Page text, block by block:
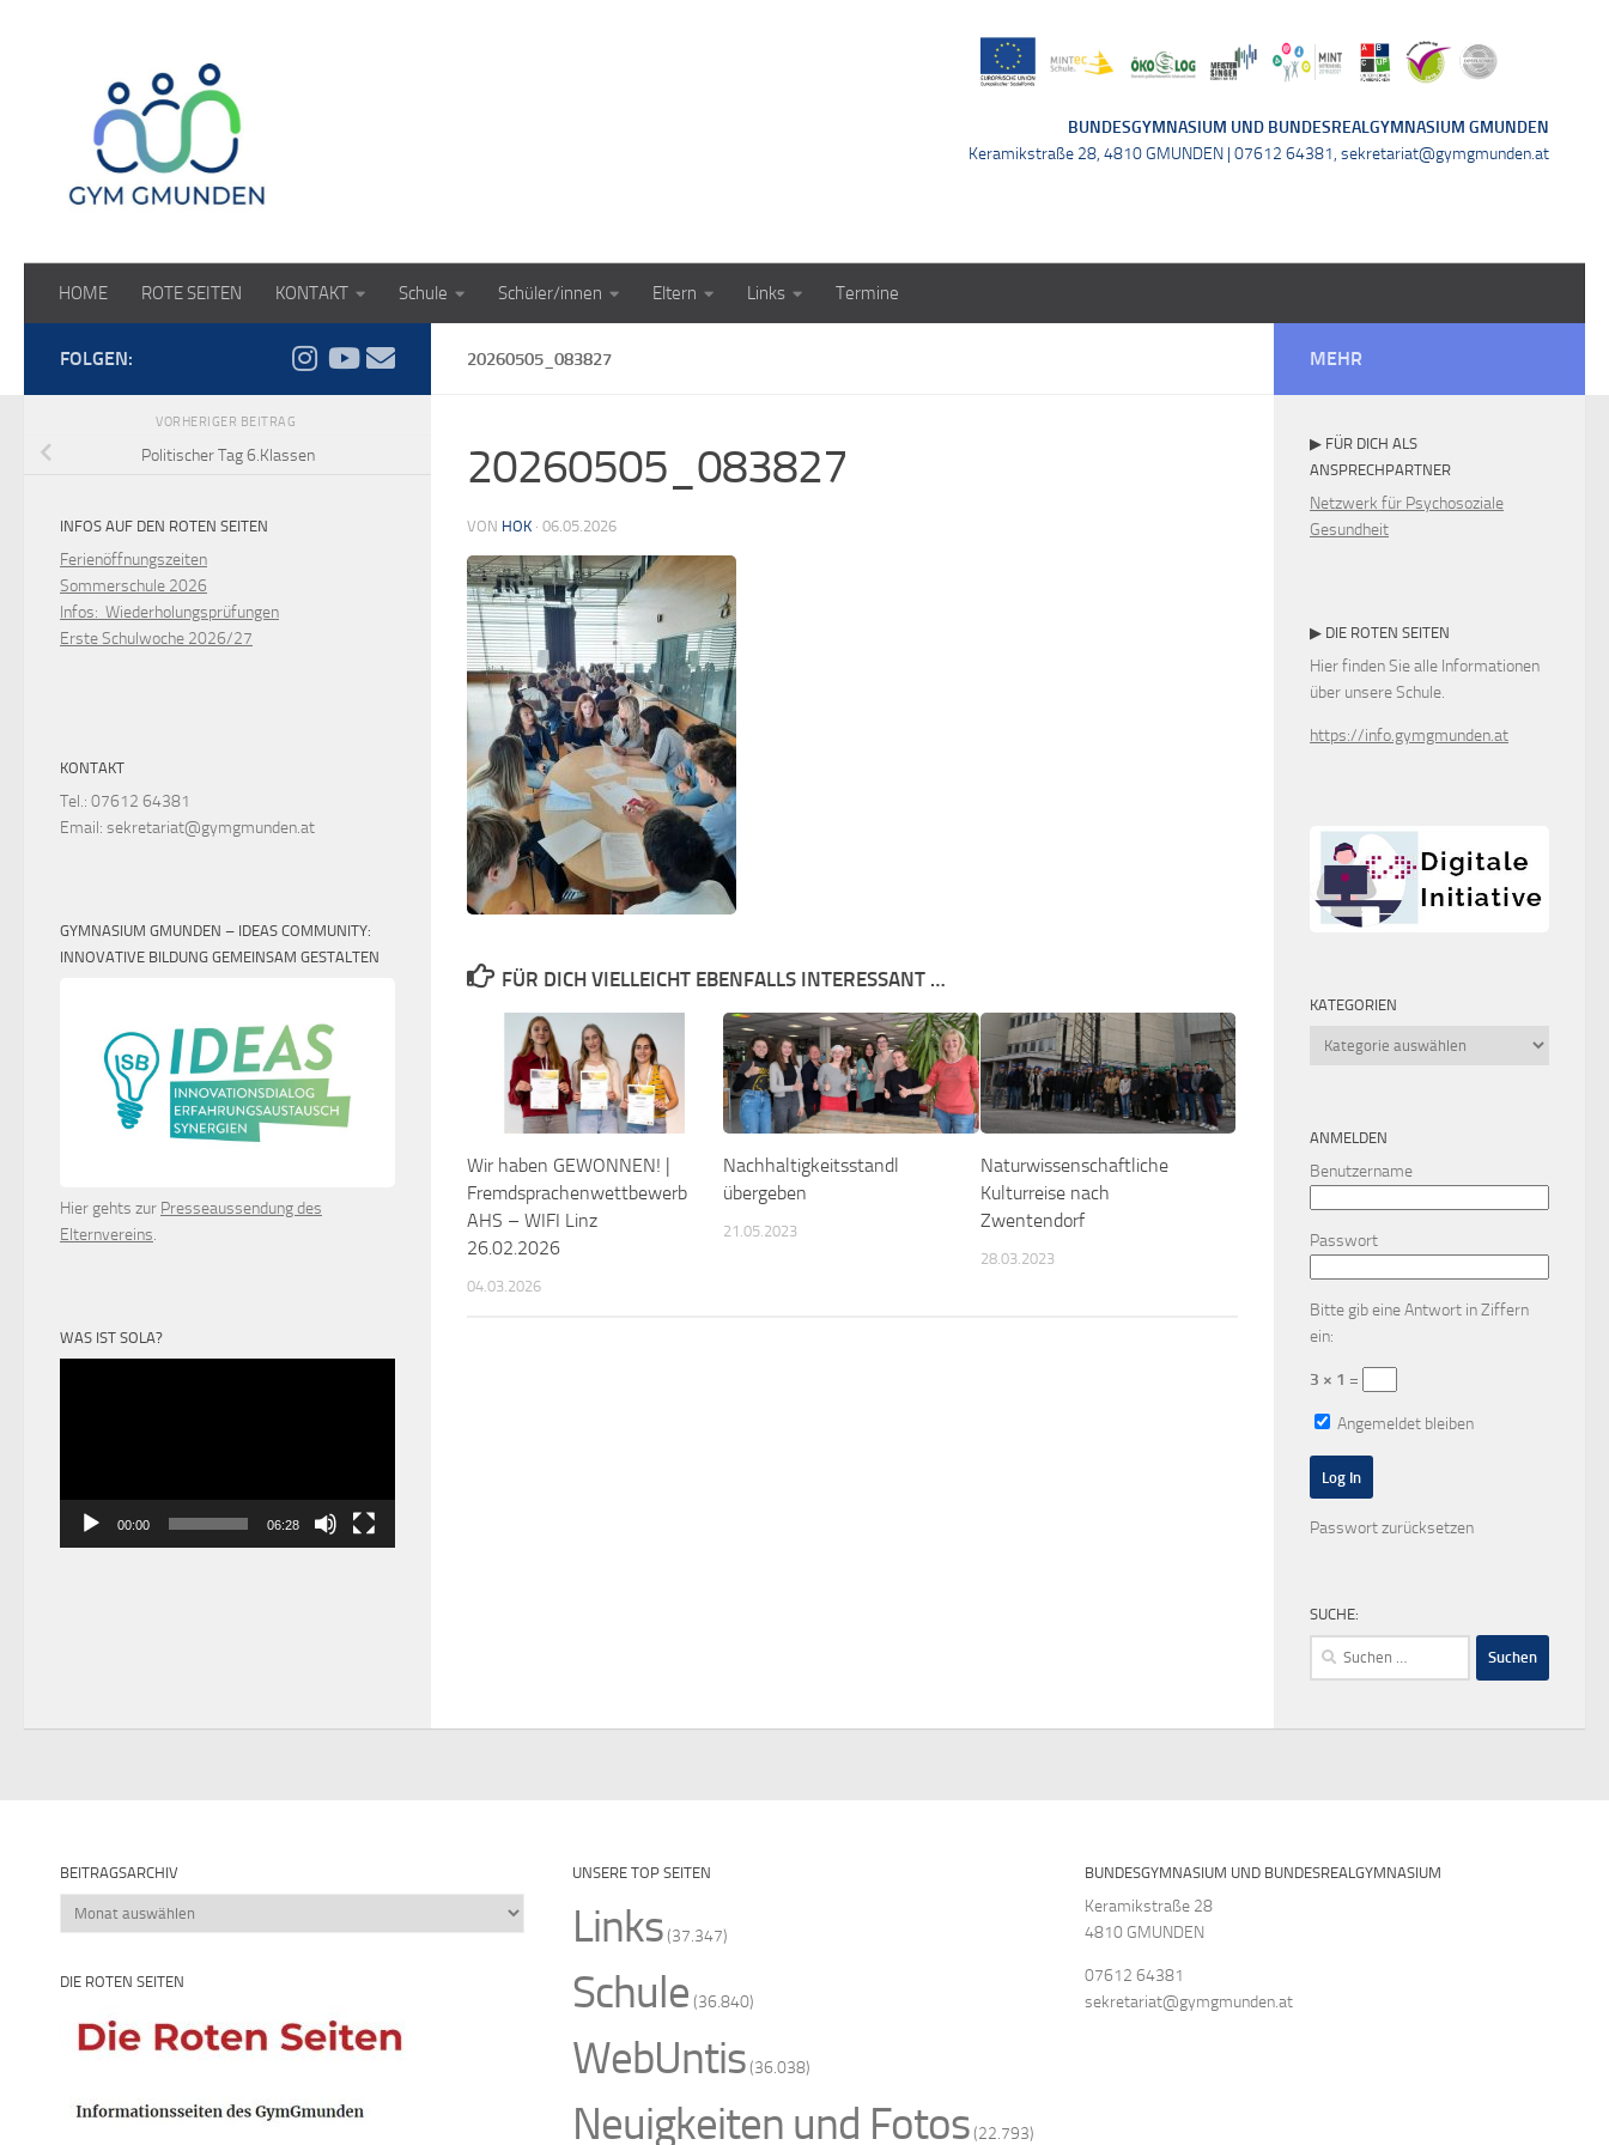
BUNDESGYMNASIUM UND BUNDESREALGYMNASIUM GMUNDEN
Keramikstraße 28, 4810 GMUNDEN | 07612 64381, sekretariat@gymgmunden.at
HOME ROTE SEITEN KONTAKT Schule Schüler/innen Eltern Links Termine
20260505_083827
20260505_083827
VON HOK · 06.05.2026
FÜR DICH VIELLEICHT EBENFALLS INTERESSANT …
Wir haben GEWONNEN! |
Fremdsprachenwettbewerb
AHS – WIFI Linz
26.02.2026
04.03.2026
Nachhaltigkeitsstandl
übergeben
21.05.2023
Naturwissenschaftliche
Kulturreise nach
Zwentendorf
28.03.2023
FOLGEN:
VORHERIGER BEITRAG
Politischer Tag 6.Klassen
INFOS AUF DEN ROTEN SEITEN
Ferienöffnungszeiten
Sommerschule 2026
Infos: Wiederholungsprüfungen
Erste Schulwoche 2026/27
KONTAKT
Tel.: 07612 64381
Email: sekretariat@gymgmunden.at
GYMNASIUM GMUNDEN – IDEAS COMMUNITY:
INNOVATIVE BILDUNG GEMEINSAM GESTALTEN
Hier gehts zur Presseaussendung des
Elternvereins.
WAS IST SOLA?
00:00 06:28
MEHR
▶ FÜR DICH ALS
ANSPRECHPARTNER
Netzwerk für Psychosoziale
Gesundheit
▶ DIE ROTEN SEITEN
Hier finden Sie alle Informationen
über unsere Schule.
https://info.gymgmunden.at
KATEGORIEN
Kategorien
ANMELDEN
Benutzername
Passwort
Bitte gib eine Antwort in Ziffern
ein:
3 × 1 =
Angemeldet bleiben
Passwort zurücksetzen
SUCHE:
Suchen
BEITRAGSARCHIV
Beitragsarchiv
DIE ROTEN SEITEN
UNSERE TOP SEITEN
Links(37.347)
Schule (36.840)
WebUntis(36.038)
Neuigkeiten und Fotos(22.793)
BUNDESGYMNASIUM UND BUNDESREALGYMNASIUM
Keramikstraße 28
4810 GMUNDEN
07612 64381
sekretariat@gymgmunden.at